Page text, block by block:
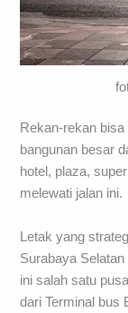
Rekan-rekan
bangunan besar
hotel, plaza,
melewati jalan ini.
Letak yang
Surabaya
ini salah satu
dari Terminal bus